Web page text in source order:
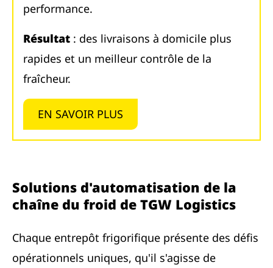
performance.
Résultat : des livraisons à domicile plus
rapides et un meilleur contrôle de la
fraîcheur.
EN SAVOIR PLUS
Solutions d'automatisation de la
chaîne du froid de TGW Logistics
Chaque entrepôt frigorifique présente des défis
opérationnels uniques, qu'il s'agisse de